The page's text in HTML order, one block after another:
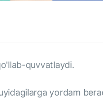
quvvatlaydi.
yordam